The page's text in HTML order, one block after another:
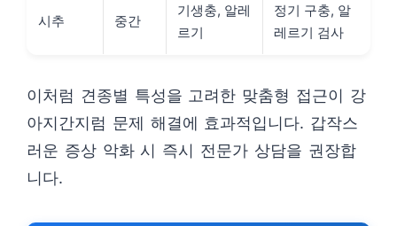
시추 중간
기생충, 알레
르기
정기 구충, 알
레르기 검사
이처럼 견종별 특성을 고려한 맞춤형 접근이 강
아지간지럼 문제 해결에 효과적입니다. 갑작스
러운 증상 악화 시 즉시 전문가 상담을 권장합
니다.